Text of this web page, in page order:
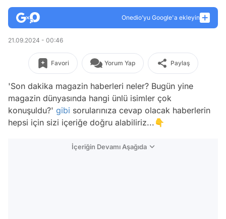
Onedio’yu Google'a ekleyin
21.09.2024 - 00:46
Favori Yorum Yap Paylaş
'Son dakika magazin haberleri neler? Bugün yine
magazin dünyasında hangi ünlü isimler çok
konuşuldu?' gibi sorularınıza cevap olacak haberlerin
hepsi için sizi içeriğe doğru alabiliriz...👇
İçeriğin Devamı Aşağıda